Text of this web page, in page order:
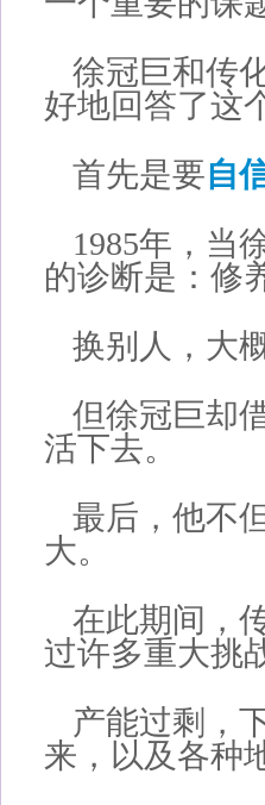
徐冠巨和传
好地回答了这
首先是要自
1985年，当
的诊断是：修
换别人，大
但徐冠巨却
活下去。
最后，他不
大。
在此期间，
过许多重大挑
产能过剩，
来，以及各种